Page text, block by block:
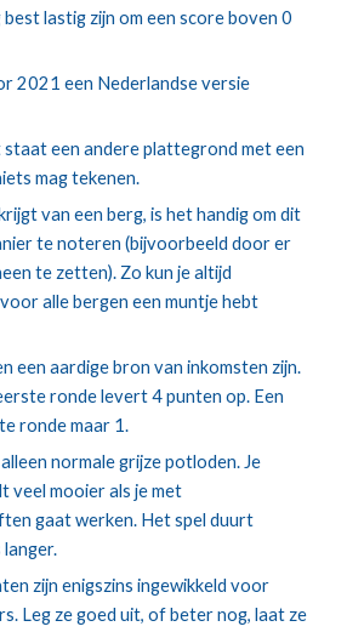
lastig zijn om een score boven 0
2021 een Nederlandse versie
een andere plattegrond met een
mag tekenen.
van een berg, is het handig om dit
te noteren (bijvoorbeeld door er
te zetten). Zo kun je altijd
alle bergen een muntje hebt
een aardige bron van inkomsten zijn.
ronde levert 4 punten op. Een
ronde maar 1.
normale grijze potloden. Je
veel mooier als je met
gaat werken. Het spel duurt
zijn enigszins ingewikkeld voor
Leg ze goed uit, of beter nog, laat ze